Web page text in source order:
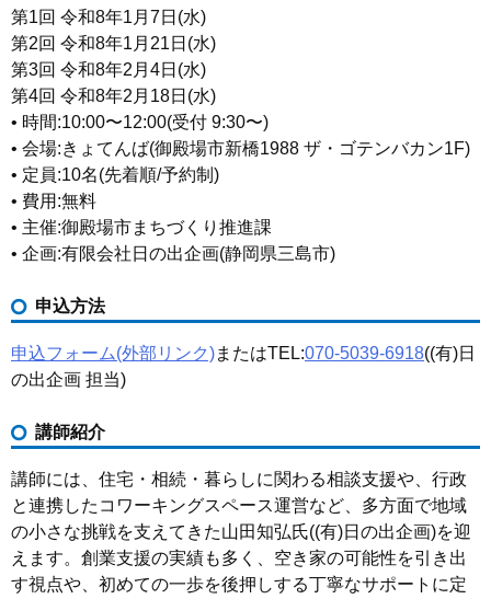
第1回 令和8年1月7日(水)
第2回 令和8年1月21日(水)
第3回 令和8年2月4日(水)
第4回 令和8年2月18日(水)
• 時間:10:00〜12:00(受付 9:30〜)
• 会場:きょてんば(御殿場市新橋1988 ザ・ゴテンバカン1F)
• 定員:10名(先着順/予約制)
• 費用:無料
• 主催:御殿場市まちづくり推進課
• 企画:有限会社日の出企画(静岡県三島市)
申込方法
申込フォーム(外部リンク)またはTEL:070-5039-6918((有)日
の出企画 担当)
講師紹介
講師には、住宅・相続・暮らしに関わる相談支援や、行政
と連携したコワーキングスペース運営など、多方面で地域
の小さな挑戦を支えてきた山田知弘氏((有)日の出企画)を迎
えます。創業支援の実績も多く、空き家の可能性を引き出
す視点や、初めての一歩を後押しする丁寧なサポートに定